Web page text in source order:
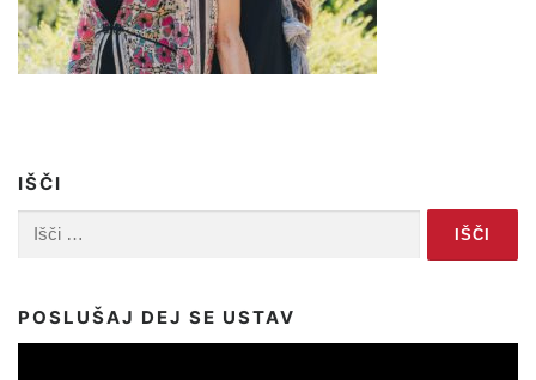
IŠČI
POSLUŠAJ DEJ SE USTAV